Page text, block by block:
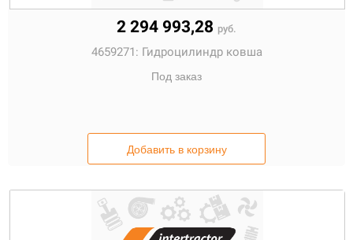
2 294 993,28 руб.
4659271: Гидроцилиндр ковша
Под заказ
Добавить в корзину